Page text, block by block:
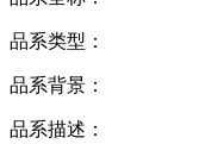
品系类型：
品系背景：
品系描述：